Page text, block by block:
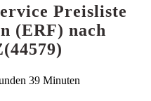
Preisliste
(ERF) nach
39 Minuten